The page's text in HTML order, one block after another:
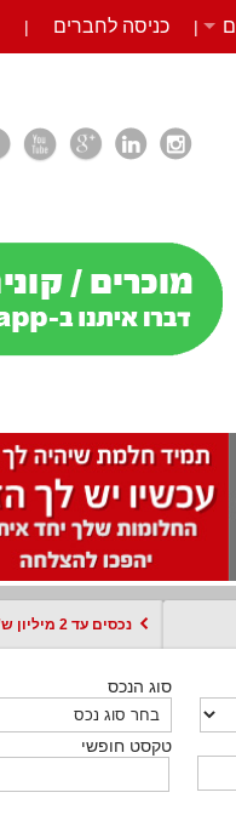
| כניסה לחברים |
נכסים עד 2 מיליון ש”ח
סוג הנכס
טקסט חופשי
סוג הנכס
טקסט חופשי
סוג הנכס
טקסט חופשי
סוג עסקה
טקסט חופשי
סוג הנכס
טקסט חופשי